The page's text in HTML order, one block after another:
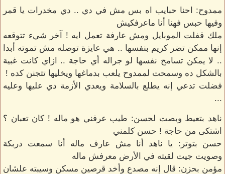
ممدوح: احنا حبايب اه بس مش في دي .. دي مخدرات يا قمر
وفيها حبس فهنا أنا ماعرفكيش
ملك قفلت الموبايل ومش عارفة تعمل ايه ! آخر شيء تتوقعه
إنها ممكن تضر كريم بنفسها .. هي عايزة توصله مش تموته أبدا
.. لا يمكن تسامح نفسها لو جراله أي حاجة .. ازاي كانت غبية
بالشكل ده وسمحت لممدوح يلعب بدماغها ويخليها تتجنن كده !
فضلت تدعي إنه يطلع بالسلامة ويعدي الأزمة دي عليها وعليه
...
ناهد بتعيط وبصت لحسن: طيب عرفني هو ماله ! كان تعبان ؟
اشتكى من حاجة ! حسن كلمني
حسن بتوتر: يا ناهد أنا مش عارف ماله أنا سمعت دربكة
وصويت جيت لقيته في الأرض معرفش ماله
مؤمن بحزن: قال إنه مصدع وأخد قرصين مسكن وسيبته علشان